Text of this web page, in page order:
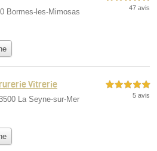
Bormes-les-Mimosas 47 avis
Vitrerie
La Seyne-sur-Mer
5,0 étoiles sur 5
5 avis